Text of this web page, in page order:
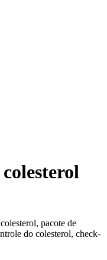
pacote de
do colesterol, check-